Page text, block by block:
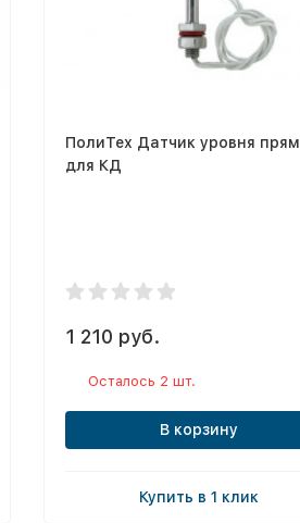
ПолиТех Датчик уровня
для КД
1 210 руб.
Осталось 2 шт.
В корзину
Купить в 1 клик